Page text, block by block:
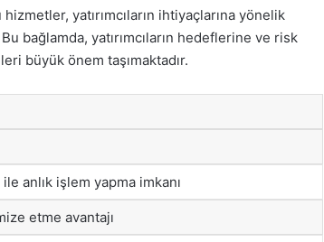
hizmetler, yatırımcıların ihtiyaçlarına yönelik
bağlamda, yatırımcıların hedeflerine ve risk
büyük önem taşımaktadır.
ile anlık işlem yapma imkanı
etme avantajı